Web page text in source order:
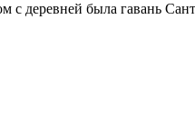
деревней была гавань